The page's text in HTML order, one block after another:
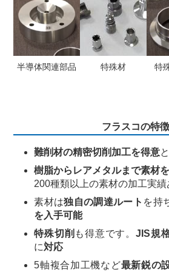
半導体関連部品 特殊材 特
フラスコの特徴
難削材の精密切削加工を得意
樹脂からレアメタルまで素材
200種類以上の素材の加工実績
素材は独自の調達ルート を持
を入手可能
特殊切削 も得意です。JIS規
に対応
5軸複合加工機など最新鋭の